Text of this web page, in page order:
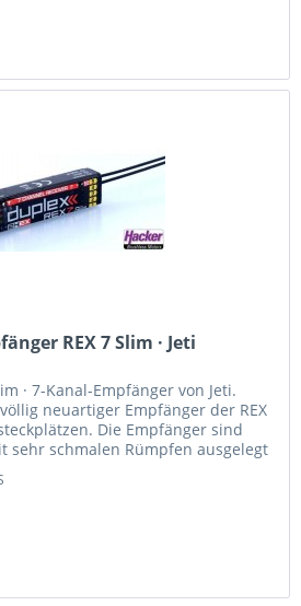
REX 7 Slim · Jeti
· 7-Kanal-Empfänger von Jeti.
neuartiger Empfänger der REX
Die Empfänger sind
sehr schmalen Rümpfen ausgelegt